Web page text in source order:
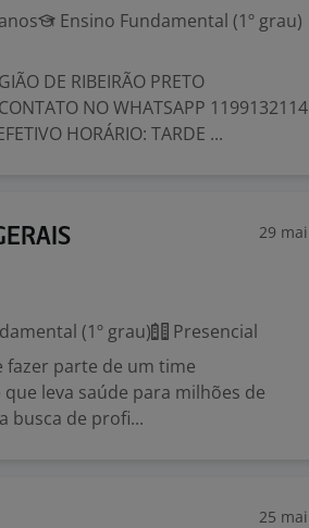
Ensino Fundamental (1º grau)
DE RIBEIRÃO PRETO
NO WHATSAPP 1199132114
HORÁRIO: TARDE ...
29 mai
(1º grau)
Presencial
fazer parte de um time
leva saúde para milhões de
busca de profi...
25 mai